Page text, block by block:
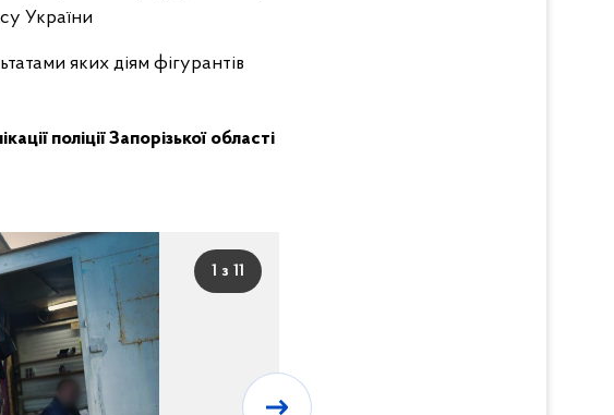
України
яких діям фігурантів
поліції Запорізької області
1 з 11